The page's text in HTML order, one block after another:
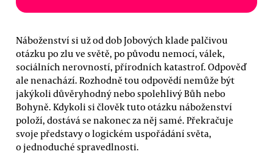
Náboženství si už od dob Jobových klade palčivou
otázku po zlu ve světě, po původu nemocí, válek,
sociálních nerovností, přírodních katastrof. Odpověď
ale nenachází. Rozhodně tou odpovědí nemůže být
jakýkoli důvěryhodný nebo spolehlivý Bůh nebo
Bohyně. Kdykoli si člověk tuto otázku náboženství
položí, dostává se nakonec za něj samé. Překračuje
svoje představy o logickém uspořádání světa,
o jednoduché spravedlnosti.